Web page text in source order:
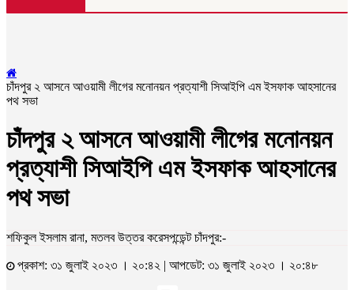
চাঁদপুর ২ আসনে আওয়ামী লীগের মনোনয়ন প্রত্যাশী সিআইপি এম ইসফাক আহসানের
পথ সভা
চাঁদপুর ২ আসনে আওয়ামী লীগের মনোনয়ন
প্রত্যাশী সিআইপি এম ইসফাক আহসানের
পথ সভা
শফিকুল ইসলাম রানা, মতলব উত্তর করেসপন্ডেন্ট চাঁদপুর:-
প্রকাশ: ৩১ জুলাই ২০২৩ । ২০:৪২ | আপডেট: ৩১ জুলাই ২০২৩ । ২০:৪৮